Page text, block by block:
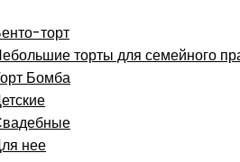
торт
торты для семейного
Бомба
нее